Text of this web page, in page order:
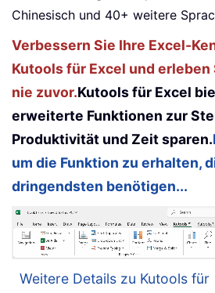
Chinesisch und 40+ weitere
Verbessern Sie Ihre Excel-
Kutools für Excel und
nie zuvor.Kutools für Excel
erweiterte Funktionen zur
Produktivität und Zeit sparen.
um die Funktion zu erhalten,
dringendsten benötigen...
Weitere Details zu Kutools für